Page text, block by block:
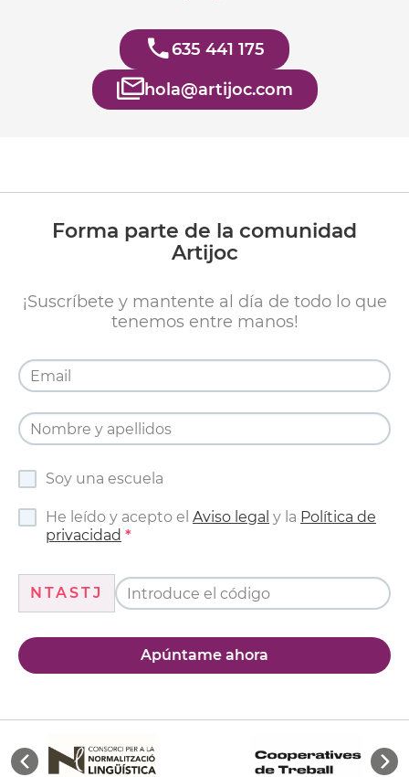
635 441 175
hola@artijoc.com
Forma parte de la comunidad
Artijoc
¡Suscríbete y mantente al día de todo lo que
tenemos entre manos!
Soy una escuela
He leído y acepto el Aviso legal y la Política de
privacidad
NTASTJ
Apúntame ahora